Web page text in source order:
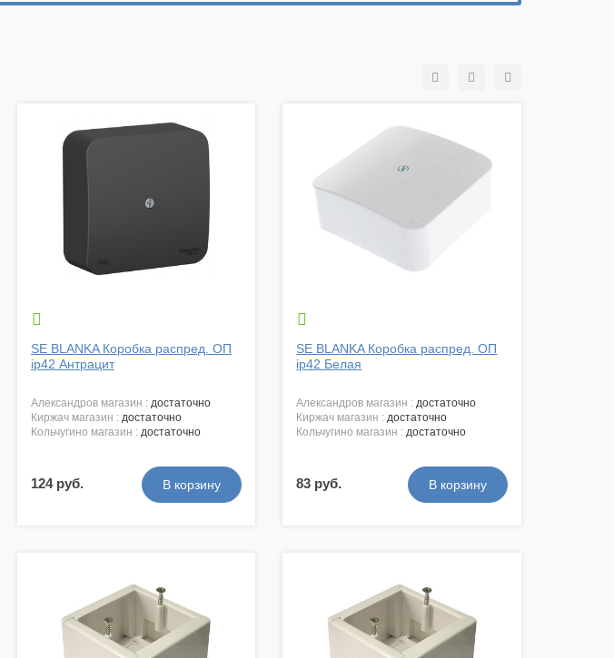

SE BLANKA Коробка распред. ОП
ip42 Антрацит
александров магазин : достаточно
киржач магазин : достаточно
кольчугино магазин : достаточно
124 руб.

SE BLANKA Коробка распред. ОП
ip42 Белая
александров магазин :достаточно
киржач магазин :достаточно
кольчугино магазин :достаточно
83 руб.